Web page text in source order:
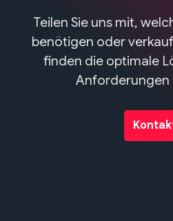
Teilen Sie uns mit,
benötigen oder
finden die optimale
Anforderungen